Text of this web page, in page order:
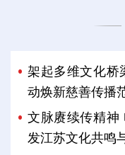
架起多维文化桥
动焕新慈善传播
文脉赓续传精神
发江苏文化共鸣